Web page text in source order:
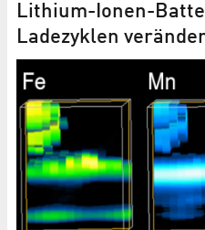
Lithium-Ionen-
Ladezyklen